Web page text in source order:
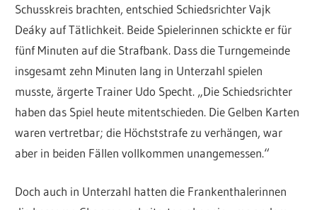
Schusskreis brachten, entschied Schiedsrichter Vajk
Deáky auf Tätlichkeit. Beide Spielerinnen schickte er für
fünf Minuten auf die Strafbank. Dass die Turngemeinde
insgesamt zehn Minuten lang in Unterzahl spielen
musste, ärgerte Trainer Udo Specht. „Die Schiedsrichter
haben das Spiel heute mitentschieden. Die Gelben Karten
waren vertretbar; die Höchststrafe zu verhängen, war
aber in beiden Fällen vollkommen unangemessen.“
Doch auch in Unterzahl hatten die Frankenthalerinnen